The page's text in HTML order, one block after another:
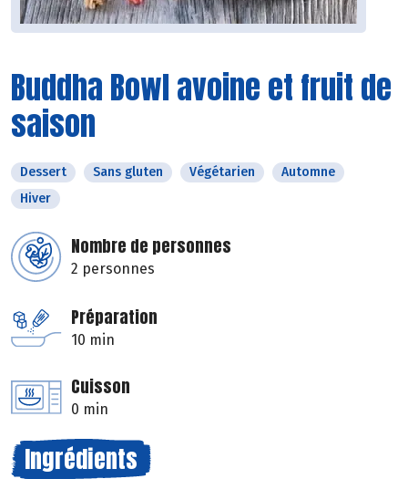
Buddha Bowl avoine et fruit de
saison
Dessert Sans gluten Végétarien
Automne
Hiver
Nombre de personnes
2 personnes
Préparation
10 min
Cuisson
0 min
Ingrédients